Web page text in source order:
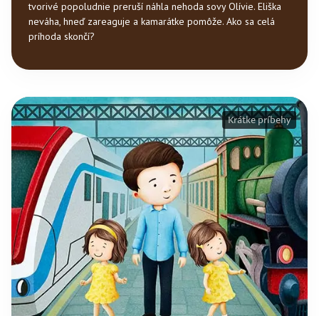
tvorivé popoludnie preruší náhla nehoda sovy Olívie. Eliška
neváha, hneď zareaguje a kamarátke pomôže. Ako sa celá
príhoda skončí?
Krátke príbehy